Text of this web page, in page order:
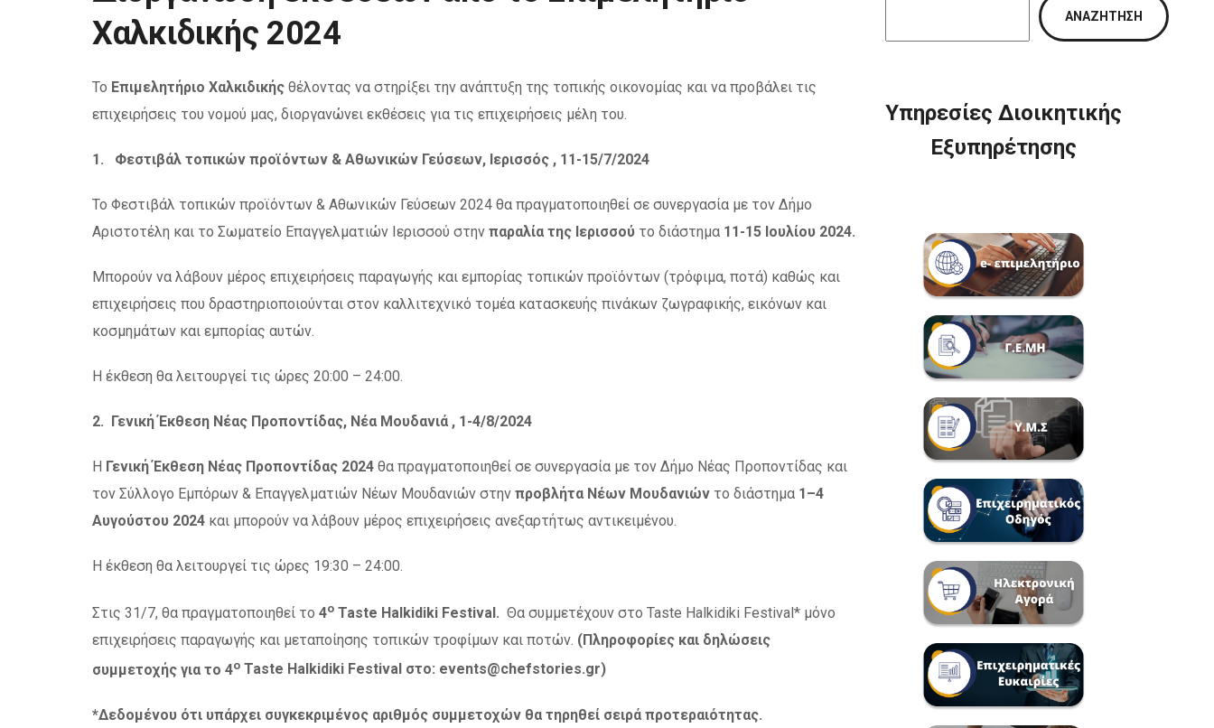
Χαλκιδικής 2024
Το Επιμελητήριο Χαλκιδικής θέλοντας να στηρίξει την ανάπτυξη της τοπικής οικονομίας και να προβάλει τις
επιχειρήσεις του νομού μας, διοργανώνει εκθέσεις για τις επιχειρήσεις μέλη του.
1. Φεστιβάλ τοπικών προϊόντων & Αθωνικών Γεύσεων, Ιερισσός , 11-15/7/2024
Το Φεστιβάλ τοπικών προϊόντων & Αθωνικών Γεύσεων 2024 θα πραγματοποιηθεί σε συνεργασία με τον Δήμο
Αριστοτέλη και το Σωματείο Επαγγελματιών Ιερισσού στην παραλία της Ιερισσού το διάστημα 11-15 Ιουλίου 2024.
Μπορούν να λάβουν μέρος επιχειρήσεις παραγωγής και εμπορίας τοπικών προϊόντων (τρόφιμα, ποτά) καθώς και
επιχειρήσεις που δραστηριοποιούνται στον καλλιτεχνικό τομέα κατασκευής πινάκων ζωγραφικής, εικόνων και
κοσμημάτων και εμπορίας αυτών.
Η έκθεση θα λειτουργεί τις ώρες 20:00 – 24:00.
2. Γενική Έκθεση Νέας Προποντίδας, Νέα Μουδανιά , 1-4/8/2024
Η Γενική Έκθεση Νέας Προποντίδας 2024 θα πραγματοποιηθεί σε συνεργασία με τον Δήμο Νέας Προποντίδας και
τον Σύλλογο Εμπόρων & Επαγγελματιών Νέων Μουδανιών στην προβλήτα Νέων Μουδανιών το διάστημα 1–4
Αυγούστου 2024 και μπορούν να λάβουν μέρος επιχειρήσεις ανεξαρτήτως αντικειμένου.
Η έκθεση θα λειτουργεί τις ώρες 19:30 – 24:00.
Στις 31/7, θα πραγματοποιηθεί το 4ο Taste Halkidiki Festival . Θα συμμετέχουν στο Taste Halkidiki Festival* μόνο
επιχειρήσεις παραγωγής και μεταποίησης τοπικών τροφίμων και ποτών. (Πληροφορίες και δηλώσεις
συμμετοχής για το 4ο Taste Halkidiki Festival στο: events@chefstories.gr)
*Δεδομένου ότι υπάρχει συγκεκριμένος αριθμός συμμετοχών θα τηρηθεί σειρά προτεραιότητας.
ΑΝΑΖΉΤΗΣΗ
Υπηρεσίες Διοικητικής
Εξυπηρέτησης